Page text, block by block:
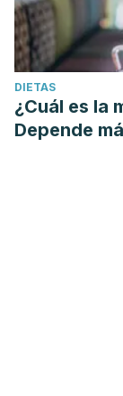
DIETAS
¿Cuál es la
Depende